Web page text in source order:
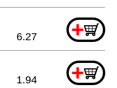
+
6.27
+
1.94